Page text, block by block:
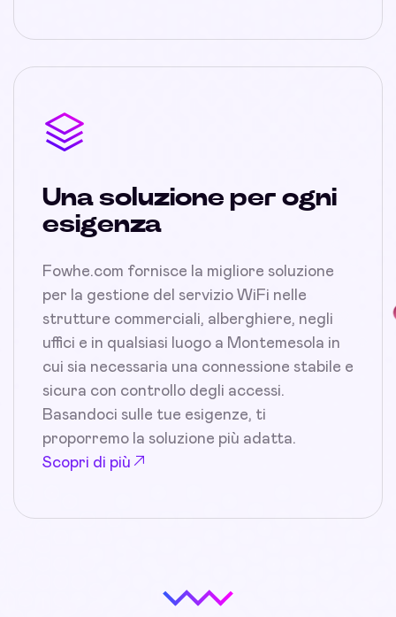
Una soluzione per ogni
esigenza
Fowhe.com fornisce la migliore soluzione
per la gestione del servizio WiFi nelle
strutture commerciali, alberghiere, negli
uffici e in qualsiasi luogo a Montemesola in
cui sia necessaria una connessione stabile e
sicura con controllo degli accessi.
Basandoci sulle tue esigenze, ti
proporremo la soluzione più adatta.
Scopri di più